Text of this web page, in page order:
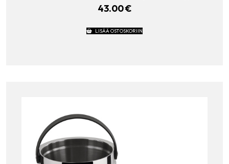
43.00€
LISÄÄ OSTOSKORIIN